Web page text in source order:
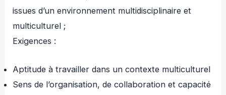
issues d’un environnement multidisciplinaire et
multiculturel ;
Exigences :
Aptitude à travailler dans un contexte multiculturel
Sens de l’organisation, de collaboration et capacité